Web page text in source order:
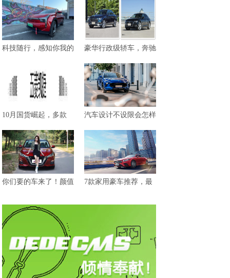
科技随行，感知你我的 豪华行政级轿车，奔驰
10月国货崛起，多款 汽车设计不设限会怎样
你们要的车来了！颜值 7款家用豪车推荐，最